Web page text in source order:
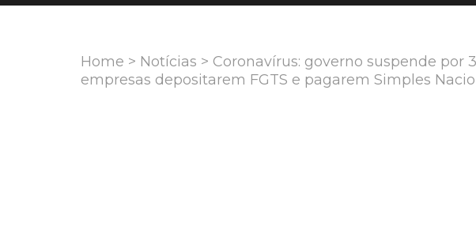
Home > Notícias > Coronavírus: governo suspende por
empresas depositarem FGTS e pagarem Simples